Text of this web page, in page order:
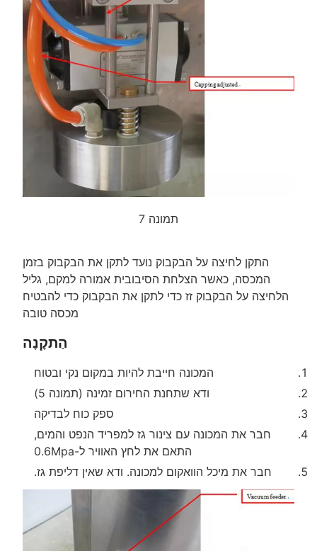
תמונה 7
התקן לחיצה על הבקבוק נועד לתקן את הבקבוק בזמן
המכסה, כאשר הצלחת הסיבובית אמורה למקם, גליל
הלחיצה על הבקבוק זז כדי לתקן את הבקבוק כדי להבטיח
מכסה טובה
הַתקָנָה
המכונה חייבת להיות במקום נקי ובטוח
ודא שתחנת החירום זמינה (תמונה 5)
ספק כוח לבדיקה
חבר את המכונה עם צינור גז למפריד הנפט והמים,
התאם את לחץ האוויר ל-0.6Mpa
חבר את מיכל הוואקום למכונה. ודא שאין דליפת גז.